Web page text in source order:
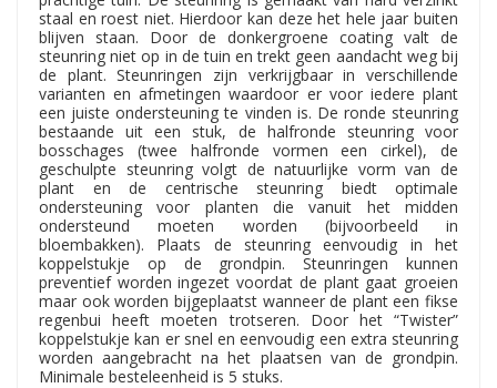
staal en roest niet. Hierdoor kan deze het hele jaar buiten
blijven staan. Door de donkergroene coating valt de
steunring niet op in de tuin en trekt geen aandacht weg bij
de plant. Steunringen zijn verkrijgbaar in verschillende
varianten en afmetingen waardoor er voor iedere plant
een juiste ondersteuning te vinden is. De ronde steunring
bestaande uit een stuk, de halfronde steunring voor
bosschages (twee halfronde vormen een cirkel), de
geschulpte steunring volgt de natuurlijke vorm van de
plant en de centrische steunring biedt optimale
ondersteuning voor planten die vanuit het midden
ondersteund moeten worden (bijvoorbeeld in
bloembakken). Plaats de steunring eenvoudig in het
koppelstukje op de grondpin. Steunringen kunnen
preventief worden ingezet voordat de plant gaat groeien
maar ook worden bijgeplaatst wanneer de plant een fikse
regenbui heeft moeten trotseren. Door het “Twister”
koppelstukje kan er snel en eenvoudig een extra steunring
worden aangebracht na het plaatsen van de grondpin.
Minimale besteleenheid is 5 stuks.